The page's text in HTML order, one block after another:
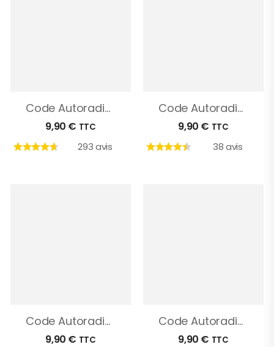
Code Autoradio Ford
9,90 € TTC
293 avis
Code Autoradio Ford Fiesta
9,90 € TTC
38 avis
Code Autoradio Ford C-Max
9,90 € TTC
Code Autoradio Ford Focus
9,90 € TTC